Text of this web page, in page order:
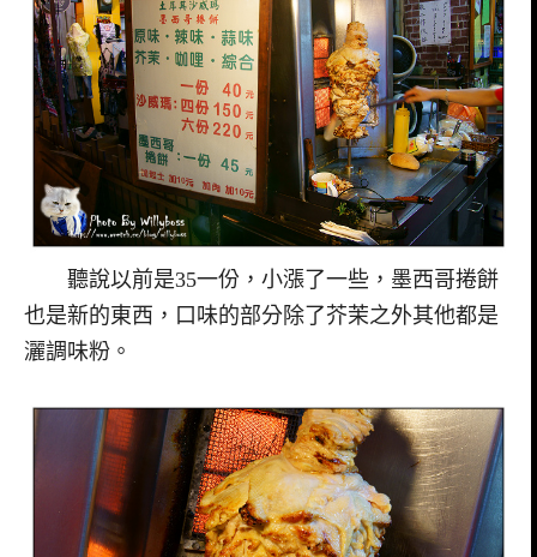
聽說以前是35一份，小漲了一些，墨西哥捲餅
也是新的東西，口味的部分除了芥茉之外其他都是
灑調味粉。